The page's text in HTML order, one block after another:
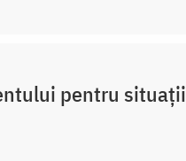
pentru situații